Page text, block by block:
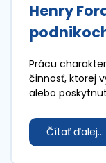
Henry
Prácu
činnosť, ktorej
alebo
Čítať ďalej...